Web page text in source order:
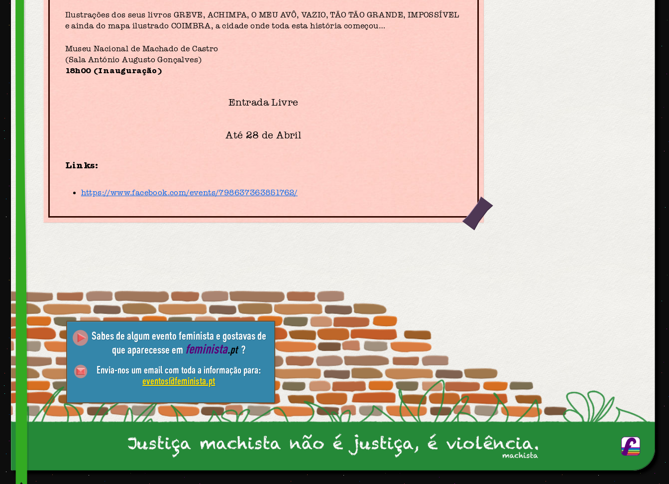
Ilustrações dos seus livros GREVE, ACHIMPA, O MEU AVÔ, VAZIO, TÃO TÃO GRANDE, IMPOSSÍVEL
e ainda do mapa ilustrado COIMBRA, a cidade onde toda esta história começou…
Museu Nacional de Machado de Castro
(Sala António Augusto Gonçalves)
18h00 (Inauguração)
Entrada Livre
Até 28 de Abril
Links:
https://www.facebook.com/events/798637363851762/
Sabes de algum evento feminista e gostavas de
que aparecesse em feminista.pt ?
Envia-nos um email com toda a informação para:
eventos@feminista.pt